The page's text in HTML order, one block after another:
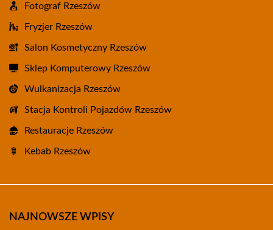
Fotograf Rzeszów
Fryzjer Rzeszów
Salon Kosmetyczny Rzeszów
Sklep Komputerowy Rzeszów
Wulkanizacja Rzeszów
Stacja Kontroli Pojazdów Rzeszów
Restauracje Rzeszów
Kebab Rzeszów
NAJNOWSZE WPISY